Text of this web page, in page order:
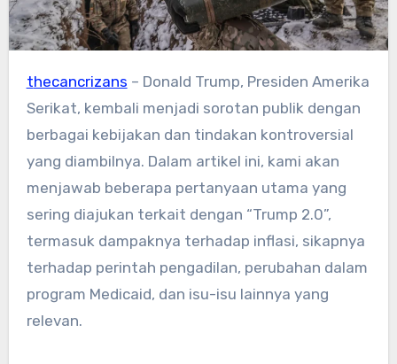
thecancrizans – Donald Trump, Presiden Amerika
Serikat, kembali menjadi sorotan publik dengan
berbagai kebijakan dan tindakan kontroversial
yang diambilnya. Dalam artikel ini, kami akan
menjawab beberapa pertanyaan utama yang
sering diajukan terkait dengan “Trump 2.0”,
termasuk dampaknya terhadap inflasi, sikapnya
terhadap perintah pengadilan, perubahan dalam
program Medicaid, dan isu-isu lainnya yang
relevan.